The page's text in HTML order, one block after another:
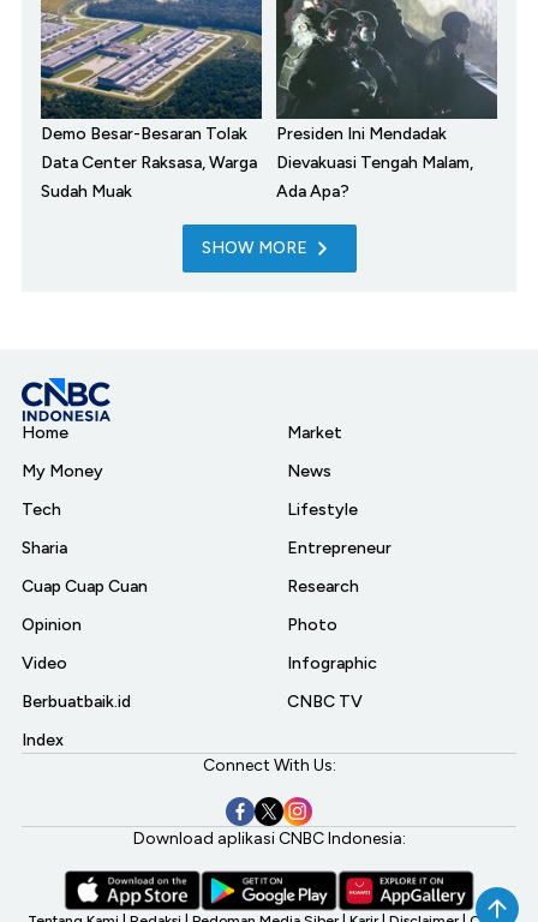
Demo Besar-Besaran Tolak
Data Center Raksasa, Warga
Sudah Muak
Presiden Ini Mendadak
Dievakuasi Tengah Malam,
Ada Apa?
SHOW MORE
Home
My Money
Tech
Sharia
Cuap Cuap Cuan
Opinion
Video
Berbuatbaik.id
Index
Market
News
Lifestyle
Entrepreneur
Research
Photo
Infographic
CNBC TV
Connect With Us:
Download aplikasi CNBC Indonesia: